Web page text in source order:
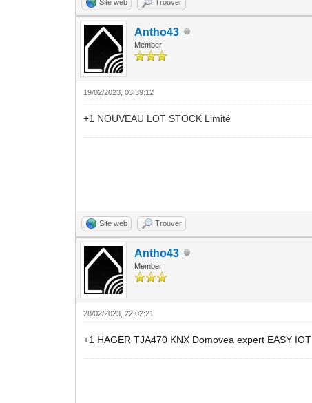
Site web Trouver
Antho43
Member
19/02/2023, 03:39:12
+1 NOUVEAU LOT STOCK Limité
Site web Trouver
Antho43
Member
28/02/2023, 22:02:21
+1 HAGER TJA470 KNX Domovea expert EASY IOT